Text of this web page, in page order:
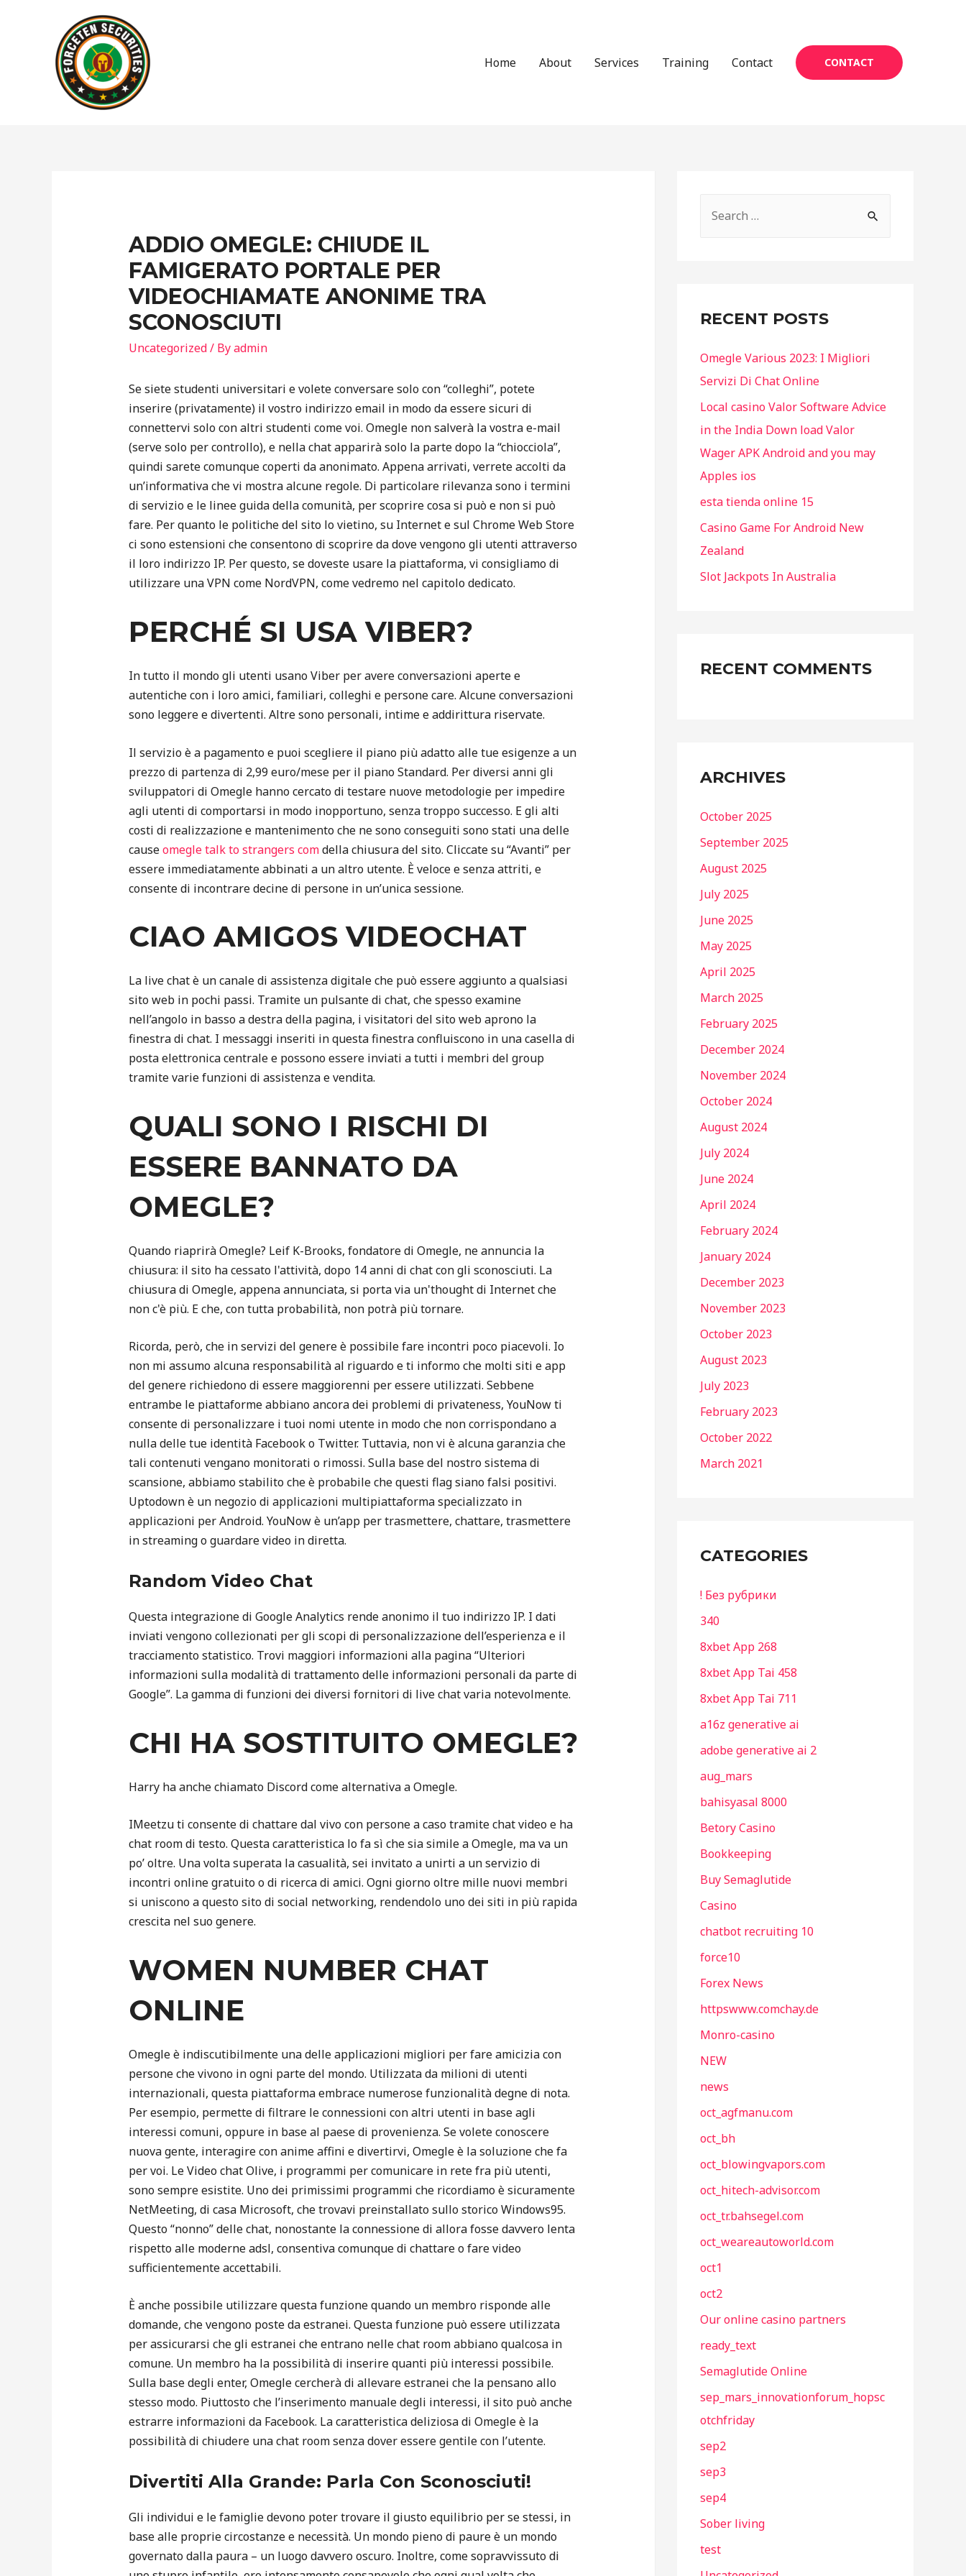
Home About Services Training Contact CONTACT
ADDIO OMEGLE: CHIUDE IL
FAMIGERATO PORTALE PER
VIDEOCHIAMATE ANONIME TRA
SCONOSCIUTI
Uncategorized/ Byadmin
Se siete studenti universitari e volete conversare solo con “colleghi”, potete
inserire (privatamente) il vostro indirizzo email in modo da essere sicuri di
connettervi solo con altri studenti come voi. Omegle non salverà la vostra e-mail
(serve solo per controllo), e nella chat apparirà solo la parte dopo la “chiocciola”,
quindi sarete comunque coperti da anonimato. Appena arrivati, verrete accolti da
un’informativa che vi mostra alcune regole. Di particolare rilevanza sono i termini
di servizio e le linee guida della comunità, per scoprire cosa si può e non si può
fare. Per quanto le politiche del sito lo vietino, su Internet e sul Chrome Web Store
ci sono estensioni che consentono di scoprire da dove vengono gli utenti attraverso
il loro indirizzo IP. Per questo, se doveste usare la piattaforma, vi consigliamo di
utilizzare una VPN come NordVPN, come vedremo nel capitolo dedicato.
PERCHÉ SI USA VIBER?
In tutto il mondo gli utenti usano Viber per avere conversazioni aperte e
autentiche con i loro amici, familiari, colleghi e persone care. Alcune conversazioni
sono leggere e divertenti. Altre sono personali, intime e addirittura riservate.
Il servizio è a pagamento e puoi scegliere il piano più adatto alle tue esigenze a un
prezzo di partenza di 2,99 euro/mese per il piano Standard. Per diversi anni gli
sviluppatori di Omegle hanno cercato di testare nuove metodologie per impedire
agli utenti di comportarsi in modo inopportuno, senza troppo successo. E gli alti
costi di realizzazione e mantenimento che ne sono conseguiti sono stati una delle
causeomegle talk to strangers comdella chiusura del sito. Cliccate su “Avanti” per
essere immediatamente abbinati a un altro utente. È veloce e senza attriti, e
consente di incontrare decine di persone in un’unica sessione.
CIAO AMIGOS VIDEOCHAT
La live chat è un canale di assistenza digitale che può essere aggiunto a qualsiasi
sito web in pochi passi. Tramite un pulsante di chat, che spesso examine
nell’angolo in basso a destra della pagina, i visitatori del sito web aprono la
finestra di chat. I messaggi inseriti in questa finestra confluiscono in una casella di
posta elettronica centrale e possono essere inviati a tutti i membri del group
tramite varie funzioni di assistenza e vendita.
QUALI SONO I RISCHI DI
ESSERE BANNATO DA
OMEGLE?
Quando riaprirà Omegle? Leif K-Brooks, fondatore di Omegle, ne annuncia la
chiusura: il sito ha cessato l'attività, dopo 14 anni di chat con gli sconosciuti. La
chiusura di Omegle, appena annunciata, si porta via un'thought di Internet che
non c'è più. E che, con tutta probabilità, non potrà più tornare.
Ricorda, però, che in servizi del genere è possibile fare incontri poco piacevoli. Io
non mi assumo alcuna responsabilità al riguardo e ti informo che molti siti e app
del genere richiedono di essere maggiorenni per essere utilizzati. Sebbene
entrambe le piattaforme abbiano ancora dei problemi di privateness, YouNow ti
consente di personalizzare i tuoi nomi utente in modo che non corrispondano a
nulla delle tue identità Facebook o Twitter. Tuttavia, non vi è alcuna garanzia che
tali contenuti vengano monitorati o rimossi. Sulla base del nostro sistema di
scansione, abbiamo stabilito che è probabile che questi flag siano falsi positivi.
Uptodown è un negozio di applicazioni multipiattaforma specializzato in
applicazioni per Android. YouNow è un’app per trasmettere, chattare, trasmettere
in streaming o guardare video in diretta.
Random Video Chat
Questa integrazione di Google Analytics rende anonimo il tuo indirizzo IP. I dati
inviati vengono collezionati per gli scopi di personalizzazione dell’esperienza e il
tracciamento statistico. Trovi maggiori informazioni alla pagina “Ulteriori
informazioni sulla modalità di trattamento delle informazioni personali da parte di
Google”. La gamma di funzioni dei diversi fornitori di live chat varia notevolmente.
CHI HA SOSTITUITO OMEGLE?
Harry ha anche chiamato Discord come alternativa a Omegle.
IMeetzu ti consente di chattare dal vivo con persone a caso tramite chat video e ha
chat room di testo. Questa caratteristica lo fa sì che sia simile a Omegle, ma va un
po’ oltre. Una volta superata la casualità, sei invitato a unirti a un servizio di
incontri online gratuito o di ricerca di amici. Ogni giorno oltre mille nuovi membri
si uniscono a questo sito di social networking, rendendolo uno dei siti in più rapida
crescita nel suo genere.
WOMEN NUMBER CHAT
ONLINE
Omegle è indiscutibilmente una delle applicazioni migliori per fare amicizia con
persone che vivono in ogni parte del mondo. Utilizzata da milioni di utenti
internazionali, questa piattaforma embrace numerose funzionalità degne di nota.
Per esempio, permette di filtrare le connessioni con altri utenti in base agli
interessi comuni, oppure in base al paese di provenienza. Se volete conoscere
nuova gente, interagire con anime affini e divertirvi, Omegle è la soluzione che fa
per voi. Le Video chat Olive, i programmi per comunicare in rete fra più utenti,
sono sempre esistite. Uno dei primissimi programmi che ricordiamo è sicuramente
NetMeeting, di casa Microsoft, che trovavi preinstallato sullo storico Windows95.
Questo “nonno” delle chat, nonostante la connessione di allora fosse davvero lenta
rispetto alle moderne adsl, consentiva comunque di chattare o fare video
sufficientemente accettabili.
È anche possibile utilizzare questa funzione quando un membro risponde alle
domande, che vengono poste da estranei. Questa funzione può essere utilizzata
per assicurarsi che gli estranei che entrano nelle chat room abbiano qualcosa in
comune. Un membro ha la possibilità di inserire quanti più interessi possibile.
Sulla base degli enter, Omegle cercherà di allevare estranei che la pensano allo
stesso modo. Piuttosto che l’inserimento manuale degli interessi, il sito può anche
estrarre informazioni da Facebook. La caratteristica deliziosa di Omegle è la
possibilità di chiudere una chat room senza dover essere gentile con l’utente.
Divertiti Alla Grande: Parla Con Sconosciuti!
Gli individui e le famiglie devono poter trovare il giusto equilibrio per se stessi, in
base alle proprie circostanze e necessità. Un mondo pieno di paure è un mondo
governato dalla paura – un luogo davvero oscuro. Inoltre, come sopravvissuto di
h
o
r
:
RECENT POSTS
Omegle Various 2023: I Migliori
Servizi Di Chat Online
Local casino Valor Software Advice
in the India Down load Valor
Wager APK Android and you may
Apples ios
esta tienda online 15
Casino Game For Android New
Zealand
Slot Jackpots In Australia
RECENT COMMENTS
ARCHIVES
October 2025
September 2025
August 2025
July 2025
June 2025
May 2025
April 2025
March 2025
February 2025
December 2024
November 2024
October 2024
August 2024
July 2024
June 2024
April 2024
February 2024
January 2024
December 2023
November 2023
October 2023
August 2023
July 2023
February 2023
October 2022
March 2021
CATEGORIES
! Без рубрики
340
8xbet App 268
8xbet App Tai 458
8xbet App Tai 711
a16z generative ai
adobe generative ai 2
aug_mars
bahisyasal 8000
Betory Casino
Bookkeeping
Buy Semaglutide
Casino
chatbot recruiting 10
force10
Forex News
httpswww.comchay.de
Monro-casino
NEW
news
oct_agfmanu.com
oct_bh
oct_blowingvapors.com
oct_hitech-advisor.com
oct_tr.bahsegel.com
oct_weareautoworld.com
oct1
oct2
Our online casino partners
ready_text
Semaglutide Online
sep_mars_innovationforum_hopsc
otchfriday
sep2
sep3
sep4
Sober living
test